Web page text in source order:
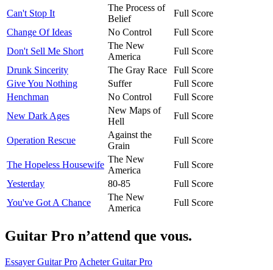
Can't Stop It
The Process of
Belief
Full Score
Change Of Ideas
No Control
Full Score
Don't Sell Me Short
The New
America
Full Score
Drunk Sincerity
The Gray Race
Full Score
Give You Nothing
Suffer
Full Score
Henchman
No Control
Full Score
New Dark Ages
New Maps of
Hell
Full Score
Operation Rescue
Against the
Grain
Full Score
The Hopeless Housewife
The New
America
Full Score
Yesterday
80-85
Full Score
You've Got A Chance
The New
America
Full Score
Guitar Pro n’attend que vous.
Essayer Guitar Pro Acheter Guitar Pro